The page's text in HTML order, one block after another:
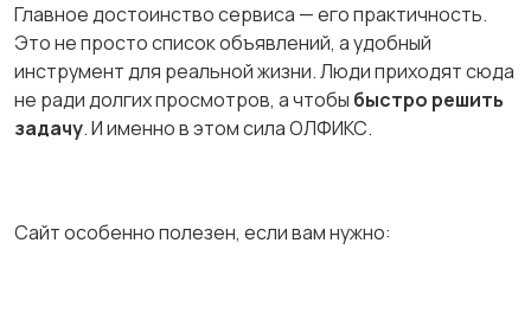
Главное достоинство сервиса — его практичность.
Это не просто список объявлений, а удобный
инструмент для реальной жизни. Люди приходят сюда
не ради долгих просмотров, а чтобы быстро решить
задачу. И именно в этом сила ОЛФИКС.
Сайт особенно полезен, если вам нужно: